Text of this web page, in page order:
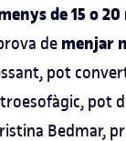
de 15 o
de menjar
pot
pot
Bedmar,